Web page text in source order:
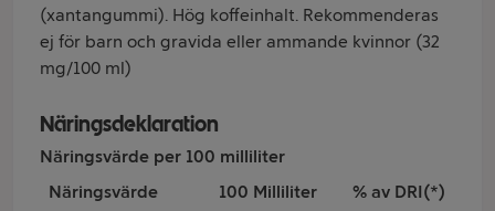
(xantangummi). Hög koffeinhalt. Rekommenderas
ej för barn och gravida eller ammande kvinnor (32
mg/100 ml)
Näringsdeklaration
Näringsvärde per 100 milliliter
Näringsvärde
100 Milliliter % av DRI(*)